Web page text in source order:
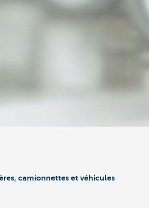
camionnettes et véhicules